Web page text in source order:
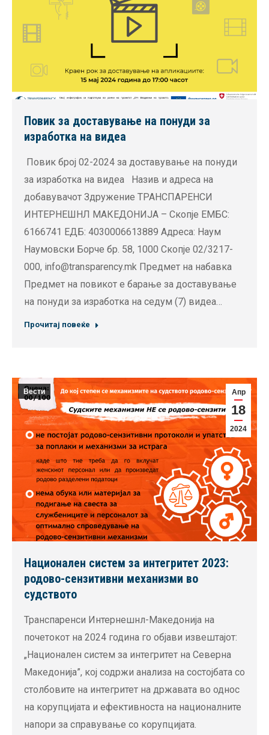
Повик за доставување на понуди за
изработка на видеа
Повик број 02-2024 за доставување на понуди
за изработка на видеа Назив и адреса на
добавувачот Здружение ТРАНСПАРЕНСИ
ИНТЕРНЕШНЛ МАКЕДОНИЈА – Скопје ЕМБС:
6166741 ЕДБ: 4030006613889 Адреса: Наум
Наумовски Борче бр. 58, 1000 Скопје 02/3217-
000, info@transparency.mk Предмет на набавка
Предмет на повикот е барање за доставување
на понуди за изработка на седум (7) видеа…
Прочитај повеќе
Апр
18
2024
Вести
Национален систем за интегритет 2023:
родово-сензитивни механизми во
судството
Транспаренси Интернешнл-Македонија на
почетокот на 2024 година го објави извештајот:
„Национален систем за интегритет на Северна
Македонија”, кој содржи анализа на состојбата со
столбовите на интегритет на државата во однос
на корупцијата и ефективноста на националните
напори за справување со корупцијата.